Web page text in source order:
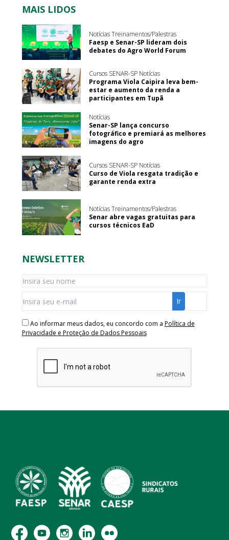
MAIS LIDOS
Notícias Treinamentos/Palestras
Faesp e Senar-SP lideram dois
debates do Agro World Forum
Cursos SENAR-SP Notícias
Programa Viola Caipira leva bem-
estar e aumento da renda a
participantes em Tupã
Notícias
Senar-SP lança concurso
fotográfico e premiará as melhores
imagens do agro
Cursos SENAR-SP Notícias
Curso de Viola resgata tradição e
garante renda extra
Notícias Treinamentos/Palestras
Senar abre vagas gratuitas para
cursos técnicos EaD
NEWSLETTER
Ao informar meus dados, eu concordo com a Política de
Privacidade e Proteção de Dados Pessoais